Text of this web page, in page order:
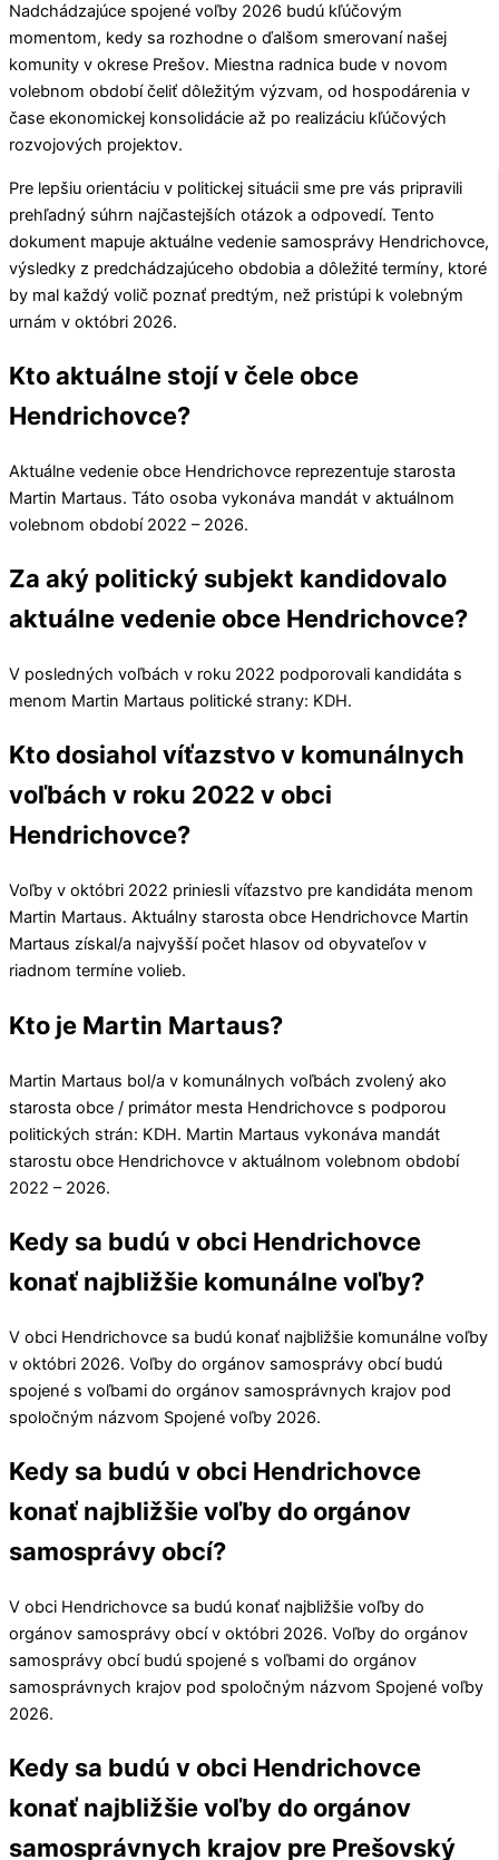
Nadchádzajúce spojené voľby 2026 budú kľúčovým
momentom, kedy sa rozhodne o ďalšom smerovaní našej
komunity v okrese Prešov. Miestna radnica bude v novom
volebnom období čeliť dôležitým výzvam, od hospodárenia v
čase ekonomickej konsolidácie až po realizáciu kľúčových
rozvojových projektov.
Pre lepšiu orientáciu v politickej situácii sme pre vás pripravili
prehľadný súhrn najčastejších otázok a odpovedí. Tento
dokument mapuje aktuálne vedenie samosprávy Hendrichovce,
výsledky z predchádzajúceho obdobia a dôležité termíny, ktoré
by mal každý volič poznať predtým, než pristúpi k volebným
urnám v októbri 2026.
Kto aktuálne stojí v čele obce
Hendrichovce?
Aktuálne vedenie obce Hendrichovce reprezentuje starosta
Martin Martaus. Táto osoba vykonáva mandát v aktuálnom
volebnom období 2022 – 2026.
Za aký politický subjekt kandidovalo
aktuálne vedenie obce Hendrichovce?
V posledných voľbách v roku 2022 podporovali kandidáta s
menom Martin Martaus politické strany: KDH.
Kto dosiahol víťazstvo v komunálnych
voľbách v roku 2022 v obci
Hendrichovce?
Voľby v októbri 2022 priniesli víťazstvo pre kandidáta menom
Martin Martaus. Aktuálny starosta obce Hendrichovce Martin
Martaus získal/a najvyšší počet hlasov od obyvateľov v
riadnom termíne volieb.
Kto je Martin Martaus?
Martin Martaus bol/a v komunálnych voľbách zvolený ako
starosta obce / primátor mesta Hendrichovce s podporou
politických strán: KDH. Martin Martaus vykonáva mandát
starostu obce Hendrichovce v aktuálnom volebnom období
2022 – 2026.
Kedy sa budú v obci Hendrichovce
konať najbližšie komunálne voľby?
V obci Hendrichovce sa budú konať najbližšie komunálne voľby
v októbri 2026. Voľby do orgánov samosprávy obcí budú
spojené s voľbami do orgánov samosprávnych krajov pod
spoločným názvom Spojené voľby 2026.
Kedy sa budú v obci Hendrichovce
konať najbližšie voľby do orgánov
samosprávy obcí?
V obci Hendrichovce sa budú konať najbližšie voľby do
orgánov samosprávy obcí v októbri 2026. Voľby do orgánov
samosprávy obcí budú spojené s voľbami do orgánov
samosprávnych krajov pod spoločným názvom Spojené voľby
2026.
Kedy sa budú v obci Hendrichovce
konať najbližšie voľby do orgánov
samosprávnych krajov pre Prešovský